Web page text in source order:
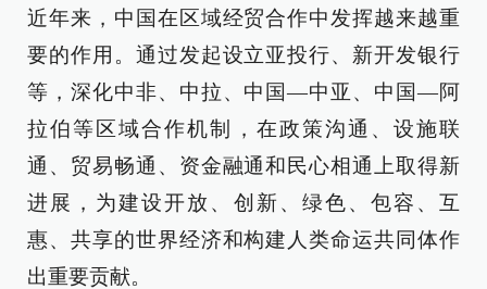
近年来，中国在区域经贸合作中发挥越来越重
要的作用。通过发起设立亚投行、新开发银行
等，深化中非、中拉、中国—中亚、中国—阿
拉伯等区域合作机制，在政策沟通、设施联
通、贸易畅通、资金融通和民心相通上取得新
进展，为建设开放、创新、绿色、包容、互
惠、共享的世界经济和构建人类命运共同体作
出重要贡献。